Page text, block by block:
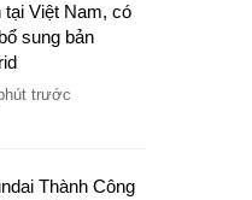
tại Việt Nam, có
sung bản
trước
Thành Công